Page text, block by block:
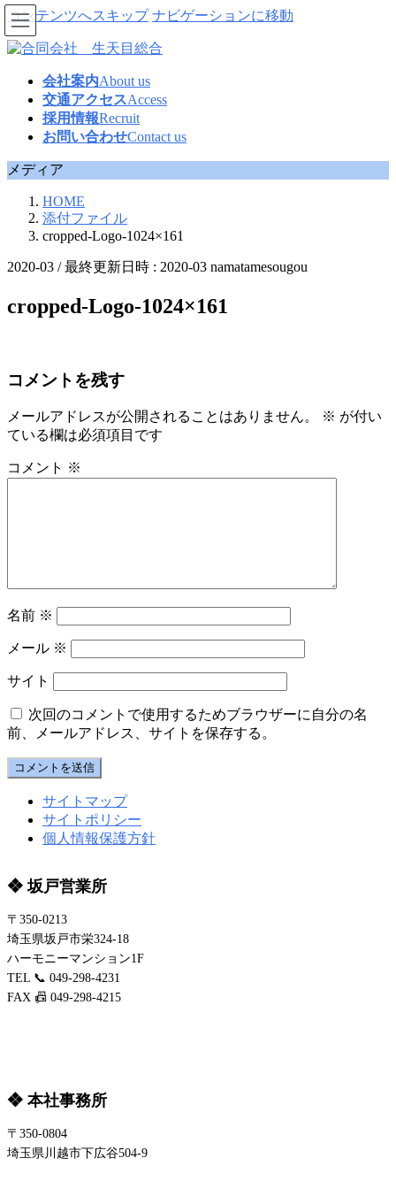
コンテンツへスキップ ナビゲーションに移動
会社案内About us
交通アクセスAccess
採用情報Recruit
お問い合わせContact us
メディア
HOME
添付ファイル
cropped-Logo-1024×161
2020-03 / 最終更新日時 : 2020-03 namatamesougou
cropped-Logo-1024×161
コメントを残す
メールアドレスが公開されることはありません。 ※ が付い
ている欄は必須項目です
コメント ※
名前 ※
メール ※
サイト
次回のコメントで使用するためブラウザーに自分の名
前、メールアドレス、サイトを保存する。
サイトマップ
サイトポリシー
個人情報保護方針
❖ 坂戸営業所
〒350-0213
埼玉県坂戸市栄324-18
ハーモニーマンション1F
TEL 📞 049-298-4231
FAX 📠 049-298-4215
❖ 本社事務所
〒350-0804
埼玉県川越市下広谷504-9